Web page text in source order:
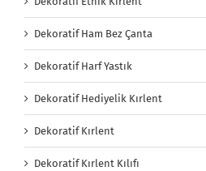
Dekoratif Ham Bez Çanta
Dekoratif Harf Yastık
Dekoratif Hediyelik Kırlent
Dekoratif Kırlent
Dekoratif Kırlent Kılıfı